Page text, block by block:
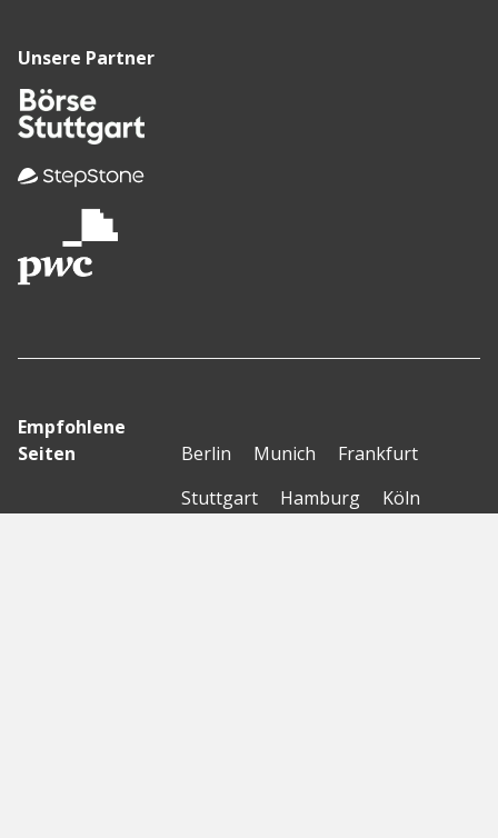
Unsere Partner
Empfohlene
Seiten
Berlin Munich
Frankfurt
Stuttgart
Hamburg
Köln